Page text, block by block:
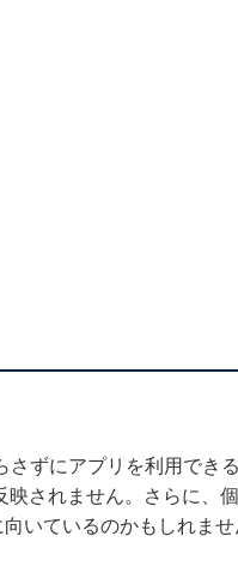
ずにアプリを利用でき
されません。さらに、
いているのかもしれませ